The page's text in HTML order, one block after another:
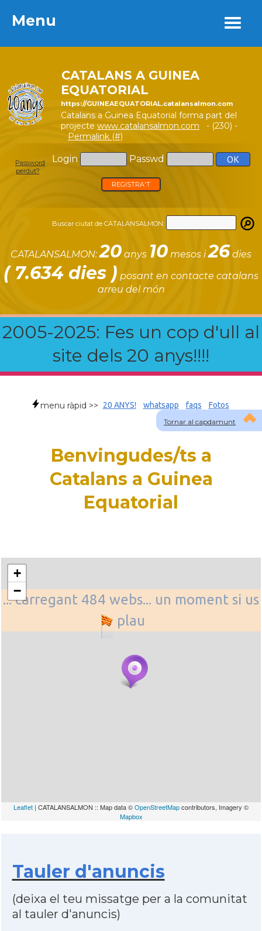
Menu
CATALANS A GUINEA
EQUATORIAL
https://GUINEAEQUATORIAL.catalansalmon.com
Catalans a Guinea Equatorial forma part del
projecte www.catalansalmon.com - (230) -
Permalink (#)
Login Passwd
Password
perdut?
REGISTRA'T
Buscar ciutat de CATALANSALMON:
CATALANSALMON:20 anys 10 mesos i26 dies
( 7.634 dies ) posant en contacte catalans
arreu del món
2005-2025: Fes un cop d'ull al
site dels 20 anys!!!!
Menu
Tornar al capdamunt
menu ràpid >> 20 ANYS! whatsapp faqs Fotos
Benvingudes/ts a
Catalans a Guinea
Equatorial
... carregant 484 webs... un moment si us
plau
+
−
Leaflet | CATALANSALMON :: Map data ©OpenStreetMapcontributors, Imagery ©
Mapbox
Tauler d'anuncis
(deixa el teu missatge per a la comunitat
al tauler d'anuncis)